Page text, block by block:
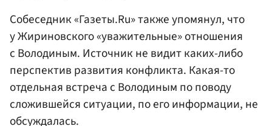
Собеседник «Газеты.Ru» также упомянул, что
у Жириновского «уважительные» отношения
с Володиным. Источник не видит каких-либо
перспектив развития конфликта. Какая-то
отдельная встреча с Володиным по поводу
сложившейся ситуации, по его информации, не
обсуждалась.